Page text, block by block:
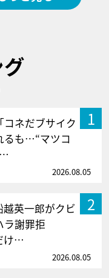
1
コネだブサイク
るも…“マツコ
2026.08.05
2
越英一郎がクビ
ラ謝罪拒
け…
2026.08.05